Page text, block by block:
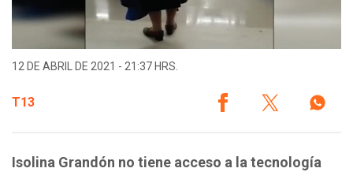
12 DE ABRIL DE 2021 - 21:37 HRS.
T13
Isolina Grandón no tiene acceso a la tecnología